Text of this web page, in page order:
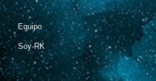
Equipo
Soy RK